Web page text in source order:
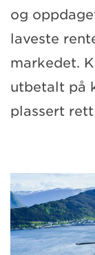
og
laveste
markedet.
utbetalt på
plassert rett